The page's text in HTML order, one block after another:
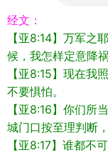
经文：
【亚8:14】万军之
候，我怎样定意降
【亚8:15】现在我
不要惧怕。
【亚8:16】你们所
城门口按至理判断
【亚8:17】谁都不